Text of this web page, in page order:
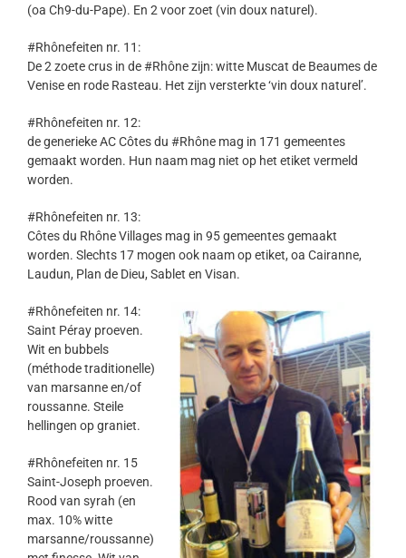
(oa Ch9-du-Pape). En 2 voor zoet (vin doux naturel).
#Rhônefeiten nr. 11:
De 2 zoete crus in de #Rhône zijn: witte Muscat de Beaumes de
Venise en rode Rasteau. Het zijn versterkte ‘vin doux naturel’.
#Rhônefeiten nr. 12:
de generieke AC Côtes du #Rhône mag in 171 gemeentes
gemaakt worden. Hun naam mag niet op het etiket vermeld
worden.
#Rhônefeiten nr. 13:
Côtes du Rhône Villages mag in 95 gemeentes gemaakt
worden. Slechts 17 mogen ook naam op etiket, oa Cairanne,
Laudun, Plan de Dieu, Sablet en Visan.
#Rhônefeiten nr. 14:
Saint Péray proeven.
Wit en bubbels
(méthode traditionelle)
van marsanne en/of
roussanne. Steile
hellingen op graniet.
#Rhônefeiten nr. 15
Saint-Joseph proeven.
Rood van syrah (en
max. 10% witte
marsanne/roussanne)